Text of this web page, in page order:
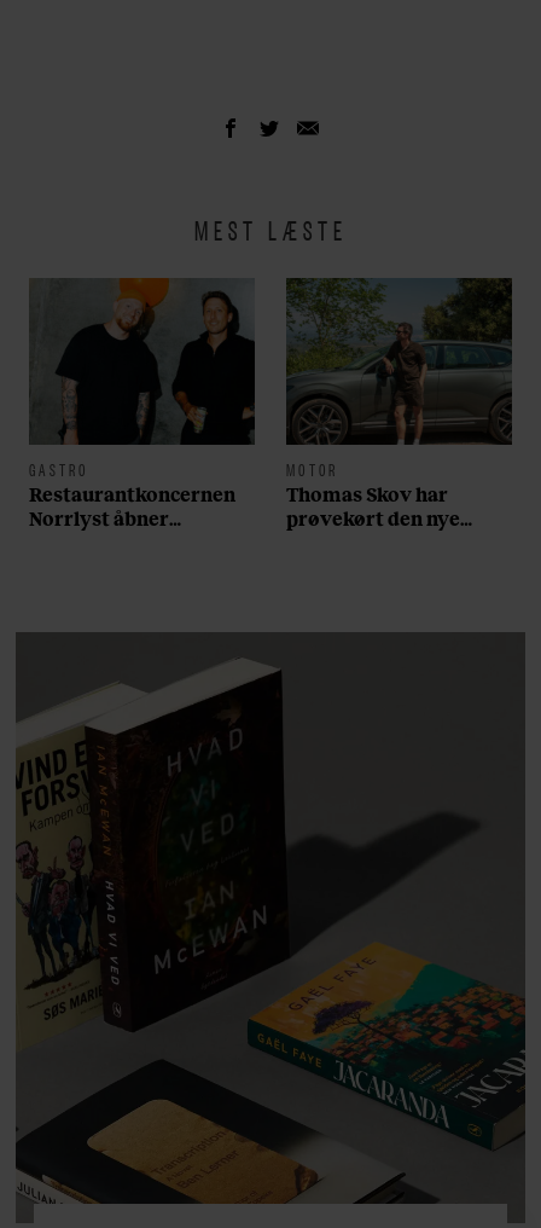
MEST LÆSTE
GASTRO
Restaurantkoncernen
Norrlyst åbner
MOTOR
Thomas Skov har
prøvekørt den nye